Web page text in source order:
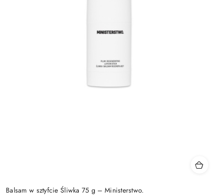
Balsam w sztyfcie Śliwka 75 g – Ministerstwo.